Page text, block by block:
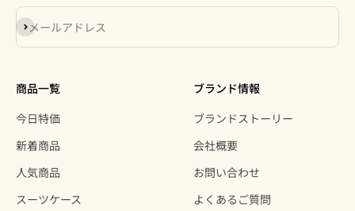
メールアドレス
登録
商品一覧
今日特価
新着商品
人気商品
スーツケース
ブランド情報
ブランドストーリー
会社概要
お問い合わせ
よくあるご質問